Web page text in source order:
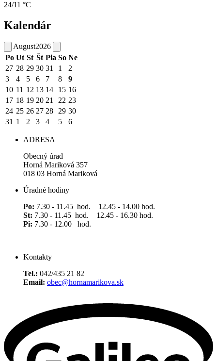
24/11 °C
Kalendár
August2026
Po Ut St Št Pia So Ne
27 28 29 30 31 1
2
3
4 5 6 7 8
9
10 11 12 13 14 15 16
17 18 19 20 21 22 23
24 25 26 27 28 29 30
31 1 2 3 4 5 6
ADRESA
Obecný úrad
Horná Mariková 357
018 03 Horná Mariková
Úradné hodiny
Po: 7.30 - 11.45 hod. 12.45 - 14.00 hod.
St: 7.30 - 11.45 hod. 12.45 - 16.30 hod.
Pi: 7.30 - 12.00 hod.
Kontakty
Tel.: 042/435 21 82
Email: obec@hornamarikova.sk